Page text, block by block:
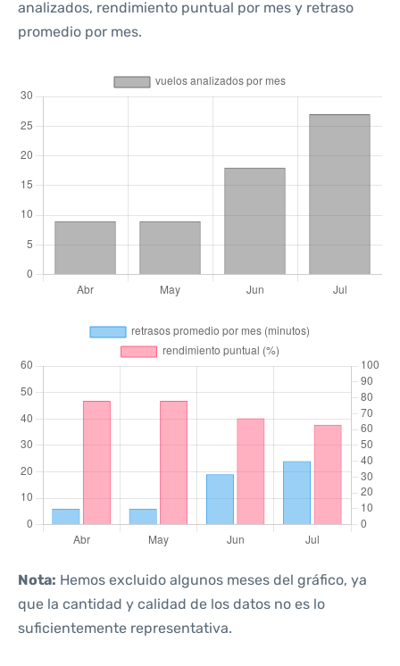
analizados, rendimiento puntual por mes y retraso
promedio por mes.
Nota: Hemos excluido algunos meses del gráfico, ya
que la cantidad y calidad de los datos no es lo
suficientemente representativa.